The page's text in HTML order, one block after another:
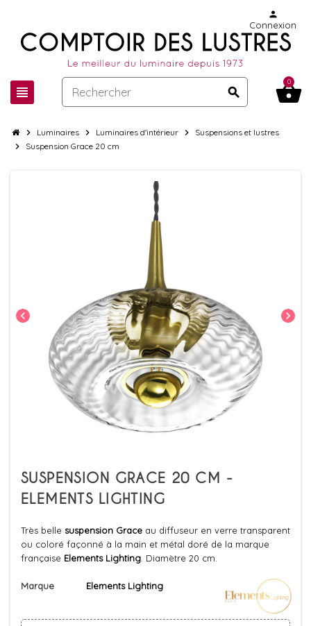
view_headline search
person
Connexion
shopping_basket
0
chevron_right Luminaires chevron_right Luminaires d'intérieur chevron_right Suspensions et lustres
chevron_right Suspension Grace 20 cm
chevron_left chevron_right
SUSPENSION GRACE 20 CM -
ELEMENTS LIGHTING
Très belle suspension Grace au diffuseur en verre transparent
ou coloré façonné à la main et métal doré de la marque
française Elements Lighting . Diamètre 20 cm.
Marque Elements Lighting